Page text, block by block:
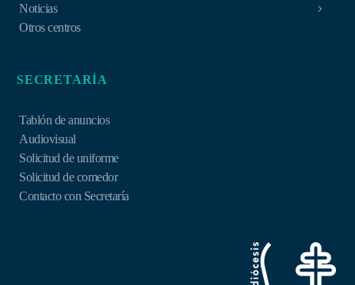
Noticias
Otros centros
SECRETARÍA
Tablón de anuncios
Audiovisual
Solicitud de uniforme
Solicitud de comedor
Contacto con Secretaría